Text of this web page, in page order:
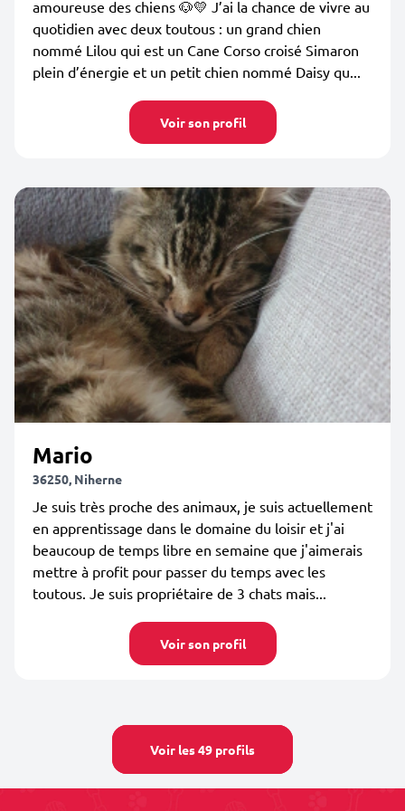
amoureuse des chiens 🐶💛 J’ai la chance de vivre au
quotidien avec deux toutous : un grand chien
nommé Lilou qui est un Cane Corso croisé Simaron
plein d’énergie et un petit chien nommé Daisy qu...
Voir son profil
Mario
36250, Niherne
Je suis très proche des animaux, je suis actuellement
en apprentissage dans le domaine du loisir et j'ai
beaucoup de temps libre en semaine que j'aimerais
mettre à profit pour passer du temps avec les
toutous. Je suis propriétaire de 3 chats mais...
Voir son profil
Voir les 49 profils